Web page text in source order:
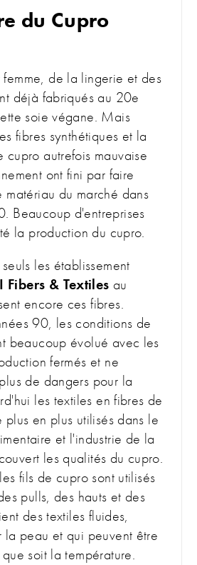
du Cupro
femme, de la lingerie et des
déjà fabriqués au 20e
soie végane. Mais
fibres synthétiques et la
cupro autrefois mauvaise
ont fini par faire
matériau du marché dans
Beaucoup d'entreprises
la production du cupro.
les établissement
Fibers & Textiles au
encore ces fibres.
90, les conditions de
beaucoup évolué avec les
fermés et ne
de dangers pour la
les textiles en fibres de
plus en plus utilisés dans le
et l'industrie de la
les qualités du cupro.
fils de cupro sont utilisés
pulls, des hauts et des
des textiles fluides,
la peau et qui peuvent être
soit la température.